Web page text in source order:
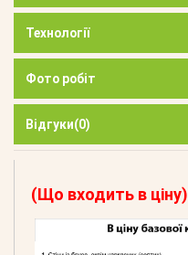
Технології
Фото робіт
Відгуки(0)
(Що входить в ціну)